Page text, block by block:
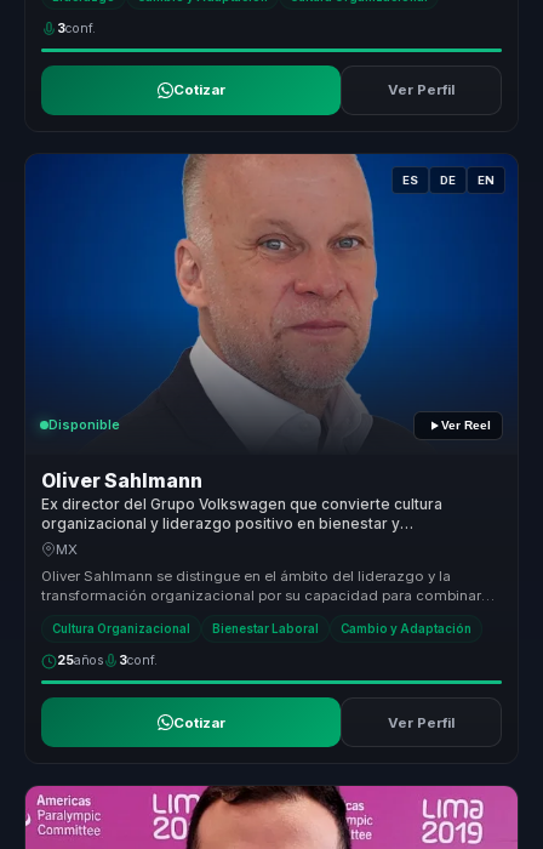
3conf.
Cotizar Ver Perfil
ES DE EN
Disponible Ver Reel
Oliver Sahlmann
Ex director del Grupo Volkswagen que convierte cultura
organizacional y liderazgo positivo en bienestar y
transformacion sostenible para empresas.
MX
Oliver Sahlmann se distingue en el ámbito del liderazgo y la
transformación organizacional por su capacidad para combinar
Cultura Organizacional Bienestar Laboral Cambio y Adaptación
25años 3conf.
Cotizar Ver Perfil